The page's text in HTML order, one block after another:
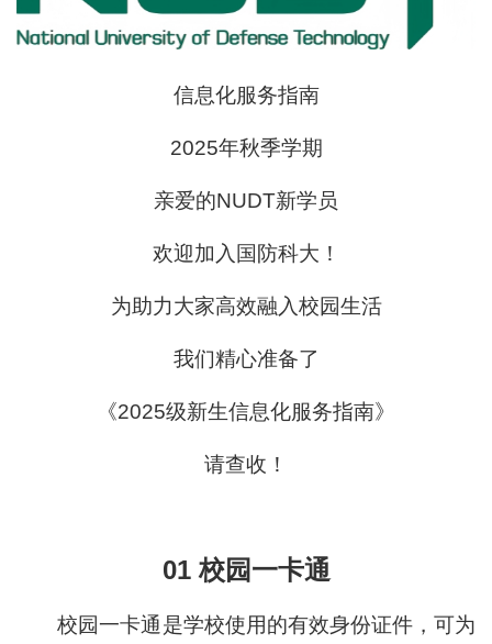
信息化服务指南
2025年秋季学期
亲爱的NUDT新学员
欢迎加入国防科大！
为助力大家高效融入校园生活
我们精心准备了
《2025级新生信息化服务指南》
请查收！
01 校园一卡通
校园一卡通是学校使用的有效身份证件，可为